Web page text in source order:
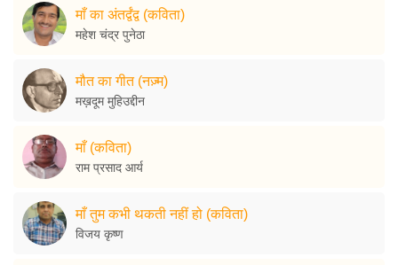
माँ का अंतर्द्वंद्व (कविता)
महेश चंद्र पुनेठा
मौत का गीत (नज़्म)
मख़दूम मुहिउद्दीन
माँ (कविता)
राम प्रसाद आर्य
माँ तुम कभी थकती नहीं हो (कविता)
विजय कृष्ण